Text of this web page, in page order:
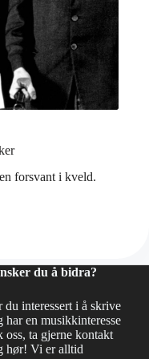
forsvant i kveld.
du å bidra?
du interessert i å skrive
har en musikkinteresse
oss, ta gjerne kontakt
hør! Vi er alltid